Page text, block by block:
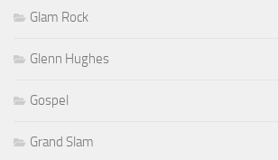
Glam Rock
Glenn Hughes
Gospel
Grand Slam